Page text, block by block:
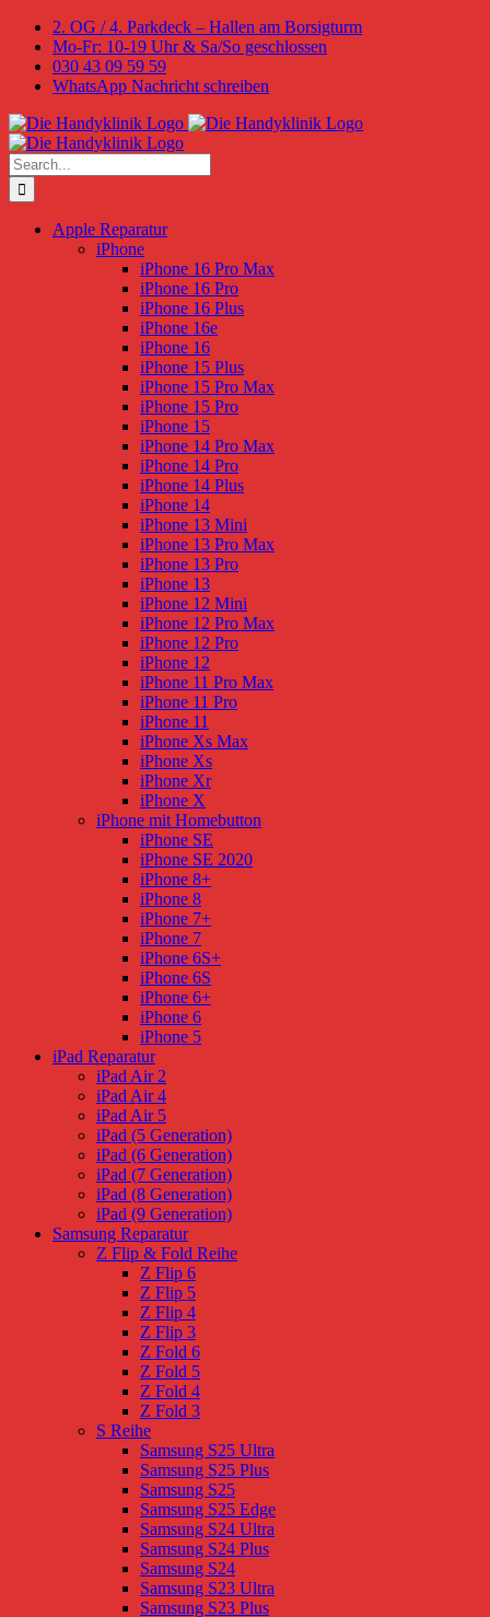
Skip
content
2. OG / 4. Parkdeck – Hallen am Borsigturm
Mo-Fr: 10-19 Uhr & Sa/So geschlossen
030 43 09 59 59
WhatsApp Nachricht schreiben
Search
for:
Apple Reparatur
iPhone
iPhone 16 Pro Max
iPhone 16 Pro
iPhone 16 Plus
iPhone 16e
iPhone 16
iPhone 15 Plus
iPhone 15 Pro Max
iPhone 15 Pro
iPhone 15
iPhone 14 Pro Max
iPhone 14 Pro
iPhone 14 Plus
iPhone 14
iPhone 13 Mini
iPhone 13 Pro Max
iPhone 13 Pro
iPhone 13
iPhone 12 Mini
iPhone 12 Pro Max
iPhone 12 Pro
iPhone 12
iPhone 11 Pro Max
iPhone 11 Pro
iPhone 11
iPhone Xs Max
iPhone Xs
iPhone Xr
iPhone X
iPhone mit Homebutton
iPhone SE
iPhone SE 2020
iPhone 8+
iPhone 8
iPhone 7+
iPhone 7
iPhone 6S+
iPhone 6S
iPhone 6+
iPhone 6
iPhone 5
iPad Reparatur
iPad Air 2
iPad Air 4
iPad Air 5
iPad (5 Generation)
iPad (6 Generation)
iPad (7 Generation)
iPad (8 Generation)
iPad (9 Generation)
Samsung Reparatur
Z Flip & Fold Reihe
Z Flip 6
Z Flip 5
Z Flip 4
Z Flip 3
Z Fold 6
Z Fold 5
Z Fold 4
Z Fold 3
S Reihe
Samsung S25 Ultra
Samsung S25 Plus
Samsung S25
Samsung S25 Edge
Samsung S24 Ultra
Samsung S24 Plus
Samsung S24
Samsung S23 Ultra
Samsung S23 Plus